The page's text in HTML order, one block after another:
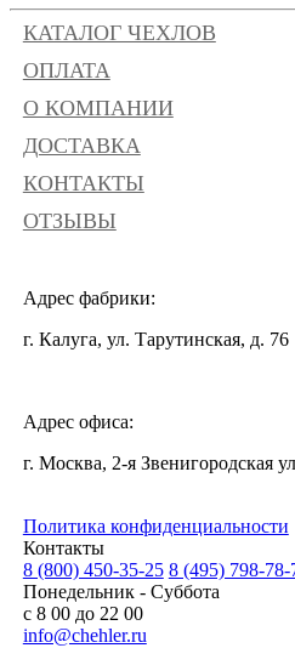
КАТАЛОГ ЧЕХЛОВ
ОПЛАТА
О КОМПАНИИ
ДОСТАВКА
КОНТАКТЫ
ОТЗЫВЫ
Адрес фабрики:
г. Калуга, ул. Тарутинская, д. 76
Адрес офиса:
г. Москва, 2-я Звенигородская
Политика конфиденциальности
Контакты
8 (800) 450-35-25 8 (495) 798-78-
Понедельник - Суббота
с 8 00 до 22 00
info@chehler.ru